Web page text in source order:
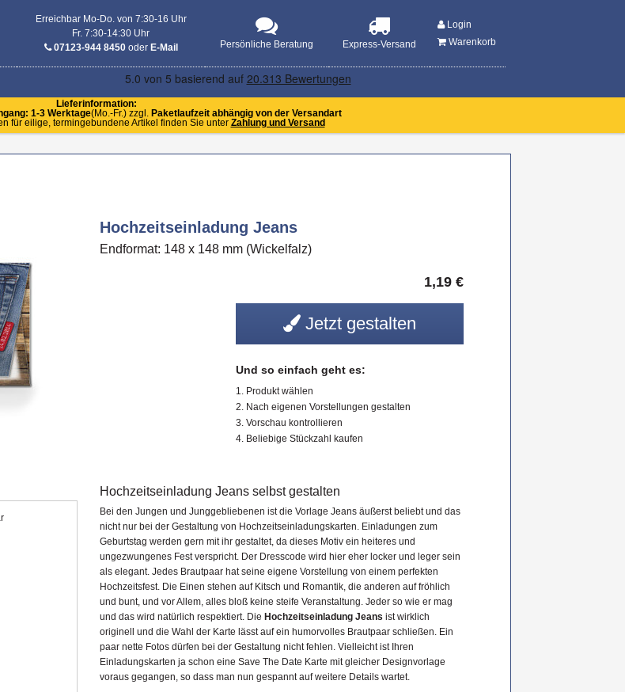
Erreichbar Mo-Do. von 7:30-16 Uhr
Fr. 7:30-14:30 Uhr
07123-944 8450oder E-Mail Persönliche Beratung Express-Versand
Login
Warenkorb
Lieferinformation:
1-3 Werktage(Mo.-Fr.) zzgl. Paketlaufzeit abhängig von der Versandart
für eilige, termingebundene Artikel finden Sie unter Zahlung und Versand
Hochzeitseinladung Jeans
Endformat: 148 x 148 mm (Wickelfalz)
1,19 €
Jetzt gestalten
Und so einfach geht es:
Produkt wählen
Nach eigenen Vorstellungen gestalten
Vorschau kontrollieren
Beliebige Stückzahl kaufen
Hochzeitseinladung Jeans selbst gestalten
Bei den Jungen und Junggebliebenen ist die Vorlage Jeans äußerst beliebt und das
nicht nur bei der Gestaltung von Hochzeitseinladungskarten. Einladungen zum
Geburtstag werden gern mit ihr gestaltet, da dieses Motiv ein heiteres und
ungezwungenes Fest verspricht. Der Dresscode wird hier eher locker und leger sein
als elegant. Jedes Brautpaar hat seine eigene Vorstellung von einem perfekten
Hochzeitsfest. Die Einen stehen auf Kitsch und Romantik, die anderen auf fröhlich
und bunt, und vor Allem, alles bloß keine steife Veranstaltung. Jeder so wie er mag
und das wird natürlich respektiert. Die Hochzeitseinladung Jeans ist wirklich
originell und die Wahl der Karte lässt auf ein humorvolles Brautpaar schließen. Ein
paar nette Fotos dürfen bei der Gestaltung nicht fehlen. Vielleicht ist Ihren
Einladungskarten ja schon eine Save The Date Karte mit gleicher Designvorlage
voraus gegangen, so dass man nun gespannt auf weitere Details wartet.